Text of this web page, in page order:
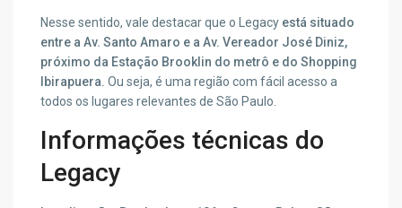
Nesse sentido, vale destacar que o Legacy está situado
entre a Av. Santo Amaro e a Av. Vereador José Diniz,
próximo da Estação Brooklin do metrô e do Shopping
Ibirapuera.Ou seja, é uma região com fácil acesso a
todos os lugares relevantes de São Paulo.
Informações técnicas do
Legacy